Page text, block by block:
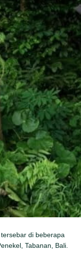
di beberapa
Tabanan, Bali.